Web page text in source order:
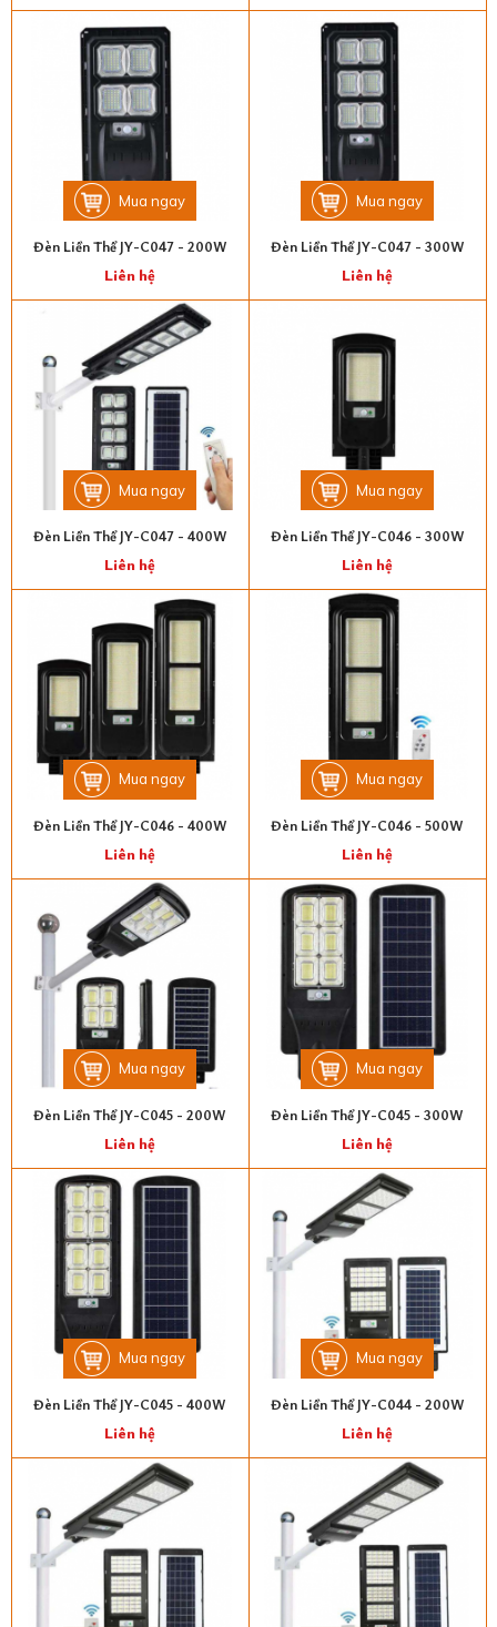
Mua ngay
Đèn Liền Thể JY-C047 - 200W
Liên hệ
Mua ngay
Đèn Liền Thể JY-C047 - 300W
Liên hệ
Mua ngay
Đèn Liền Thể JY-C047 - 400W
Liên hệ
Mua ngay
Đèn Liền Thể JY-C046 - 300W
Liên hệ
Mua ngay
Đèn Liền Thể JY-C046 - 400W
Liên hệ
Mua ngay
Đèn Liền Thể JY-C046 - 500W
Liên hệ
Mua ngay
Đèn Liền Thể JY-C045 - 200W
Liên hệ
Mua ngay
Đèn Liền Thể JY-C045 - 300W
Liên hệ
Mua ngay
Đèn Liền Thể JY-C045 - 400W
Liên hệ
Mua ngay
Đèn Liền Thể JY-C044 - 200W
Liên hệ